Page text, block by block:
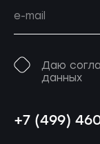
Даю
данных
+7 (499)